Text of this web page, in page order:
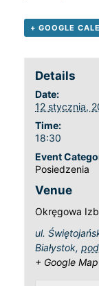
+ GOOGLE
Details
Date:
12 stycznia,
Time:
18:30
Event
Posiedzenia
Venue
Okręgowa
ul.
Białystok,
+ Google Map